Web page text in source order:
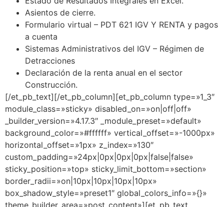
Asientos de cierre.
Formulario virtual – PDT 621 IGV Y RENTA y pagos
a cuenta
Sistemas Administrativos del IGV – Régimen de
Detracciones
Declaración de la renta anual en el sector
Construcción.
[/et_pb_text][/et_pb_column][et_pb_column type=»1_3″
module_class=»sticky» disabled_on=»on|off|off»
_builder_version=»4.17.3″ _module_preset=»default»
background_color=»#ffffff» vertical_offset=»-1000px»
horizontal_offset=»1px» z_index=»130″
custom_padding=»24px|0px|0px|0px|false|false»
sticky_position=»top» sticky_limit_bottom=»section»
border_radii=»on|10px|10px|10px|10px»
box_shadow_style=»preset1″ global_colors_info=»{}»
theme_builder_area=»post_content»][et_pb_text